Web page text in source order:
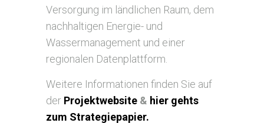
Versorgung im ländlichen Raum, dem
nachhaltigen Energie- und
Wassermanagement und einer
regionalen Datenplattform.
Weitere Informationen finden Sie auf
der Projektwebsite& hier gehts
zum Strategiepapier.
Creative
Climate
Creative